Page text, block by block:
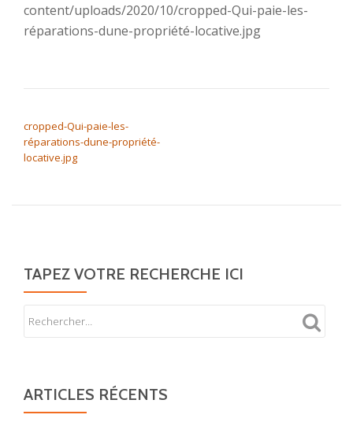
content/uploads/2020/10/cropped-Qui-paie-les-
réparations-dune-propriété-locative.jpg
cropped-Qui-paie-les-
réparations-dune-propriété-
locative.jpg
TAPEZ VOTRE RECHERCHE ICI
ARTICLES RÉCENTS